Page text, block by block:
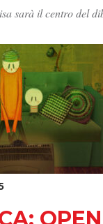
sarà il centro del